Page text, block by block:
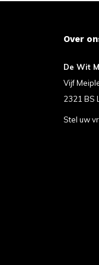
Over
De Wit
Vijf
2321 BS
Stel uw